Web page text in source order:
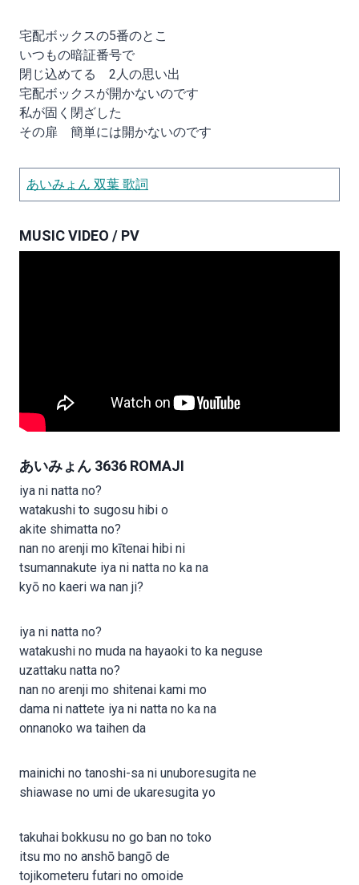
宅配ボックスの5番のとこ
いつもの暗証番号で
閉じ込めてる 2人の思い出
宅配ボックスが開かないのです
私が固く閉ざした
その扉 簡単には開かないのです
あいみょん 双葉 歌詞
MUSIC VIDEO / PV
あいみょん 3636 ROMAJI
iya ni natta no?
watakushi to sugosu hibi o
akite shimatta no?
nan no arenji mo kītenai hibi ni
tsumannakute iya ni natta no ka na
kyō no kaeri wa nan ji?
iya ni natta no?
watakushi no muda na hayaoki to ka neguse
uzattaku natta no?
nan no arenji mo shitenai kami mo
dama ni nattete iya ni natta no ka na
onnanoko wa taihen da
mainichi no tanoshi-sa ni unuboresugita ne
shiawase no umi de ukaresugita yo
takuhai bokkusu no go ban no toko
itsu mo no anshō bangō de
tojikometeru futari no omoide